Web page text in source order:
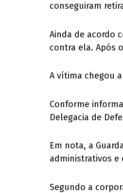
conseguiram
Ainda de acordo
contra ela. Após
A vítima chegou
Conforme
Delegacia de
Em nota, a
administrativos e
Segundo a